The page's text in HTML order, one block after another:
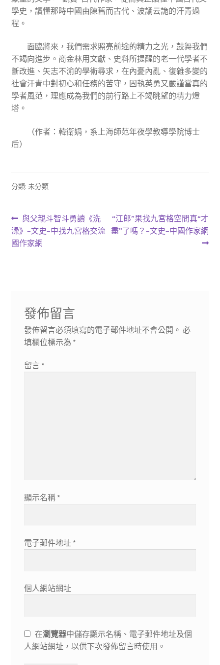
學史，讀懂那時中國由陳舊而古代、波譎云詭的汗青過
程。
面臨將來，我們需求照亮前途的精力之光，鼓舞我們
不竭向進步。商金林用文獻、史料所提醒的老一代學者不
斷改進、矢志不渝的學術尋求，在內憂內亂、復雜多變的
社會汗青中對初心和任務的苦守，固執英勇又嚴謹當真的
學者風范，理應成為我們的前行路上不竭眺望的精力燈
塔。
（作者：韓衛娟，系上海師范年夜學教導學院博士
后）
分類: 未分類
文
章
上
一
篇
與父親斗智斗勇讀《洗
澡》–文史–中找九宮格交流
國作家網
下
一
“江郎”果找九宮格空間真“才
盡”了嗎？–文史–中國作家網
發佈留言
發佈留言必須填寫的電子郵件地址不會公開。 必
填欄位標示為 *
留言 *
顯示名稱 *
電子郵件地址 *
個人網站網址
在瀏覽器中儲存顯示名稱、電子郵件地址及個
人網站網址，以供下次發佈留言時使用。